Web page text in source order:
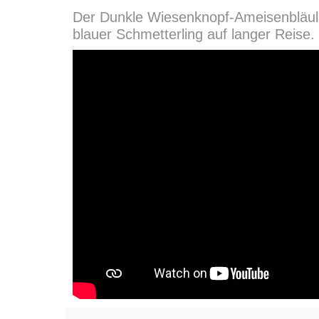
Der Dunkle Wiesenknopf-
blauer Schmetterling auf langer Reise.